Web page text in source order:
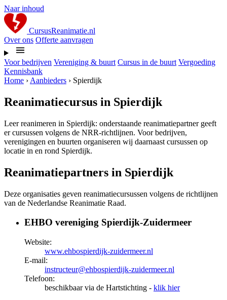
Naar inhoud
CursusReanimatie.nl
Over ons Offerte aanvragen
Voor bedrijven Vereniging & buurt Cursus in de buurt Vergoeding
Kennisbank
Home › Aanbieders › Spierdijk
Reanimatiecursus in Spierdijk
Leer reanimeren in Spierdijk: onderstaande reanimatiepartner geeft
er cursussen volgens de NRR-richtlijnen. Voor bedrijven,
verenigingen en buurten organiseren wij daarnaast cursussen op
locatie in en rond Spierdijk.
Reanimatiepartners in Spierdijk
Deze organisaties geven reanimatiecursussen volgens de richtlijnen
van de Nederlandse Reanimatie Raad.
EHBO vereniging Spierdijk-Zuidermeer
Website:
www.ehbospierdijk-zuidermeer.nl
E-mail:
instructeur@ehbospierdijk-zuidermeer.nl
Telefoon:
beschikbaar via de Hartstichting - klik hier